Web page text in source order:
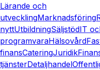
Lärande och
utvecklingMarknadsföring
nyttUtbildningSäljstödIT
programvaraHälsovård
finansCateringJuridik
tjänsterDetaljhandel